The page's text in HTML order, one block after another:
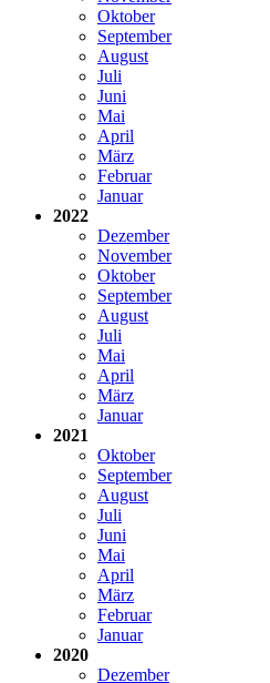
Oktober
September
August
Juli
Juni
Mai
April
März
Februar
Januar
2022
Dezember
November
Oktober
September
August
Juli
Mai
April
März
Januar
2021
Oktober
September
August
Juli
Juni
Mai
April
März
Februar
Januar
2020
Dezember